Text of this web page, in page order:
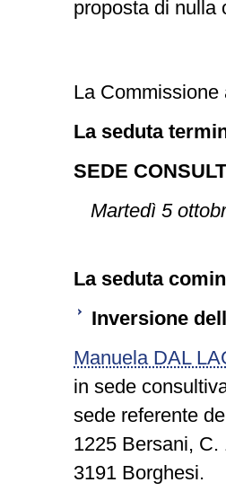
proposta di nulla
La Commissione
La seduta
SEDE
Martedì 5
La seduta
Inversione
Manuela DAL
in sede
sede referente
1225 Bersani,
3191 Borghesi.